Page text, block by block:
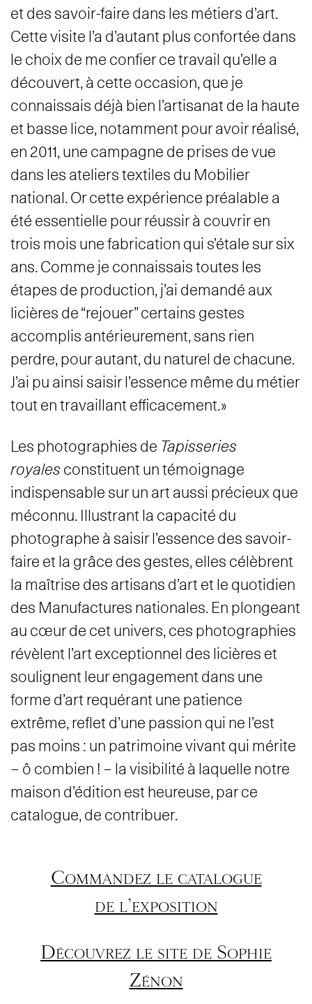
et des savoir-faire dans les métiers d’art.
Cette visite l’a d’autant plus confortée dans
le choix de me confier ce travail qu’elle a
découvert, à cette occasion, que je
connaissais déjà bien l’artisanat de la haute
et basse lice, notamment pour avoir réalisé,
en 2011, une campagne de prises de vue
dans les ateliers textiles du Mobilier
national. Or cette expérience préalable a
été essentielle pour réussir à couvrir en
trois mois une fabrication qui s’étale sur six
ans. Comme je connaissais toutes les
étapes de production, j’ai demandé aux
licières de “rejouer” certains gestes
accomplis antérieurement, sans rien
perdre, pour autant, du naturel de chacune.
J’ai pu ainsi saisir l’essence même du métier
tout en travaillant efficacement.»
Les photographies de Tapisseries
royalesconstituent un témoignage
indispensable sur un art aussi précieux que
méconnu. Illustrant la capacité du
photographe à saisir l’essence des savoir-
faire et la grâce des gestes, elles célèbrent
la maîtrise des artisans d’art et le quotidien
des Manufactures nationales. En plongeant
au cœur de cet univers, ces photographies
révèlent l’art exceptionnel des licières et
soulignent leur engagement dans une
forme d’art requérant une patience
extrême, reflet d’une passion qui ne l’est
pas moins : un patrimoine vivant qui mérite
– ô combien ! – la visibilité à laquelle notre
maison d’édition est heureuse, par ce
catalogue, de contribuer.
Commandez le catalogue
de l’exposition
Découvrez le site de Sophie
Zénon